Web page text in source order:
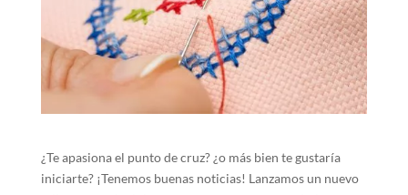
¿Te apasiona el punto de cruz? ¿o más bien te gustaría
iniciarte? ¡Tenemos buenas noticias! Lanzamos un nuevo